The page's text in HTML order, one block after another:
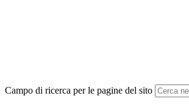
Campo di ricerca per le pagine del sito